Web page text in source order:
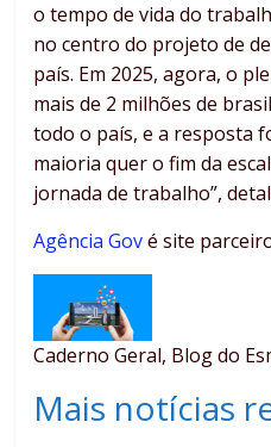
o tempo de vida do
no centro do projeto de
país. Em 2025, agora, o
mais de 2 milhões de
todo o país, e a resposta
maioria quer o fim da
jornada de trabalho”,
Agência Gové site
Caderno Geral, Blog do
Mais notícias